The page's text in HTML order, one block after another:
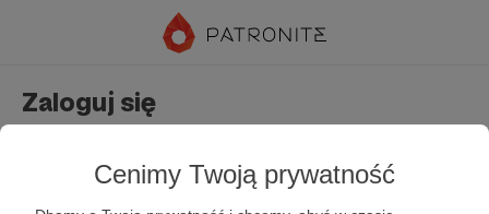
Cenimy Twoją prywatność
Zaloguj się